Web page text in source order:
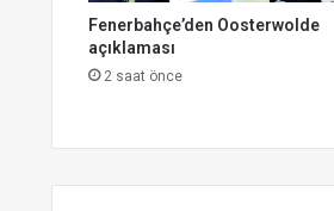
Fenerbahçe’den Oosterwolde
açıklaması
2 saat önce